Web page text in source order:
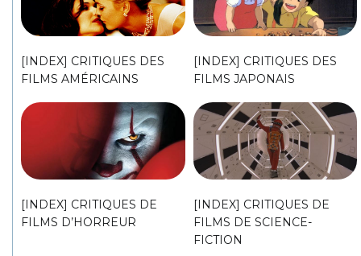
[INDEX] CRITIQUES DES
FILMS AMÉRICAINS
[INDEX] CRITIQUES DES
FILMS JAPONAIS
[INDEX] CRITIQUES DE
FILMS D’HORREUR
[INDEX] CRITIQUES DE
FILMS DE SCIENCE-
FICTION